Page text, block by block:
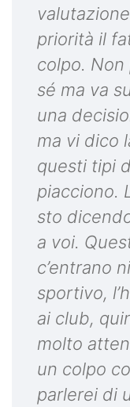
priorità il
colpo.
sé ma va
una
ma vi dico
questi tipi
piacciono.
sto
a voi.
c’entrano
sportivo,
ai club,
molto
un colpo
parlerei di